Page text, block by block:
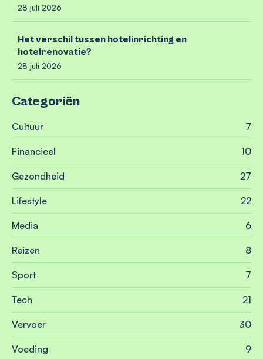
28 juli 2026
Het verschil tussen hotelinrichting en
hotelrenovatie?
28 juli 2026
Categoriën
Cultuur 7
Financieel 10
Gezondheid 27
Lifestyle 22
Media 6
Reizen 8
Sport 7
Tech 21
Vervoer 30
Voeding 9